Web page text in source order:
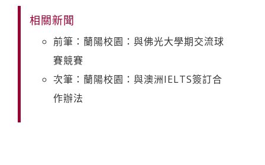
相關新聞
前筆：蘭陽校園：與佛光大學期交流球
賽競賽
次筆：蘭陽校園：與澳洲IELTS簽訂合
作辦法